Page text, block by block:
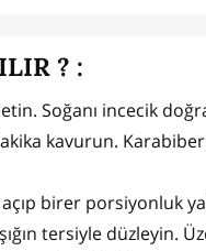
? :
Soğanı incecik
kavurun.
açıp birer porsiyonluk
tersiyle düzleyin.